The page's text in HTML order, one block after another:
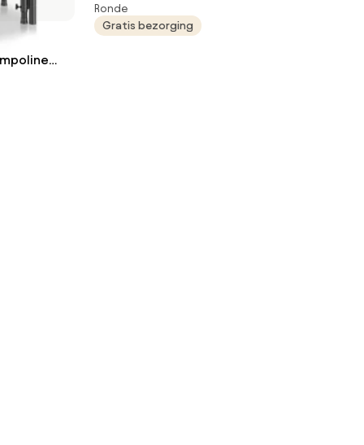
kg
Diameter 366 cm - Rond - Groen
Ronde
Gratis bezorging